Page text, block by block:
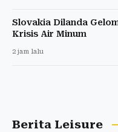
Slovakia Dilanda
Krisis Air Minum
2 jam lalu
Berita Leisure